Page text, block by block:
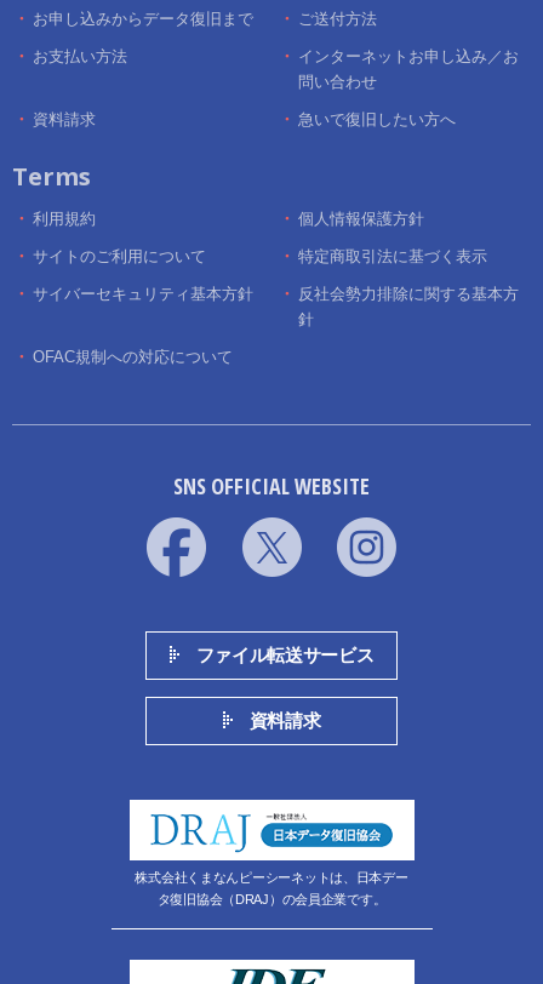
お申し込みからデータ復旧まで ご送付方法
お支払い方法
インターネットお申し込み／お
問い合わせ
資料請求 急いで復旧したい方へ
Terms
利用規約 個人情報保護方針
サイトのご利用について 特定商取引法に基づく表示
サイバーセキュリティ基本方針
反社会勢力排除に関する基本方
針
OFAC規制への対応について
SNS OFFICIAL WEBSITE
ファイル転送サービス
資料請求
株式会社くまなんピーシーネットは、日本デー
タ復旧協会（DRAJ）の会員企業です。